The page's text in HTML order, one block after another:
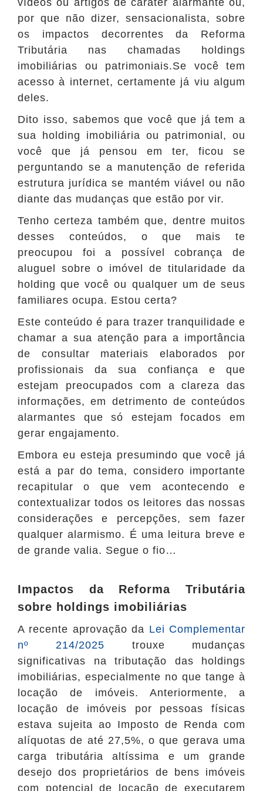
vídeos ou artigos de caráter alarmante ou,
por que não dizer, sensacionalista, sobre
os impactos decorrentes da Reforma
Tributária nas chamadas holdings
imobiliárias ou patrimoniais.Se você tem
acesso à internet, certamente já viu algum
deles.
Dito isso, sabemos que você que já tem a
sua holding imobiliária ou patrimonial, ou
você que já pensou em ter, ficou se
perguntando se a manutenção de referida
estrutura jurídica se mantém viável ou não
diante das mudanças que estão por vir.
Tenho certeza também que, dentre muitos
desses conteúdos, o que mais te
preocupou foi a possível cobrança de
aluguel sobre o imóvel de titularidade da
holding que você ou qualquer um de seus
familiares ocupa. Estou certa?
Este conteúdo é para trazer tranquilidade e
chamar a sua atenção para a importância
de consultar materiais elaborados por
profissionais da sua confiança e que
estejam preocupados com a clareza das
informações, em detrimento de conteúdos
alarmantes que só estejam focados em
gerar engajamento.
Embora eu esteja presumindo que você já
está a par do tema, considero importante
recapitular o que vem acontecendo e
contextualizar todos os leitores das nossas
considerações e percepções, sem fazer
qualquer alarmismo. É uma leitura breve e
de grande valia. Segue o fio…
Impactos da Reforma Tributária
sobre holdings imobiliárias
A recente aprovação da Lei Complementar
nº 214/2025 trouxe mudanças
significativas na tributação das holdings
imobiliárias, especialmente no que tange à
locação de imóveis. Anteriormente, a
locação de imóveis por pessoas físicas
estava sujeita ao Imposto de Renda com
alíquotas de até 27,5%, o que gerava uma
carga tributária altíssima e um grande
desejo dos proprietários de bens imóveis
com potencial de locação de executarem